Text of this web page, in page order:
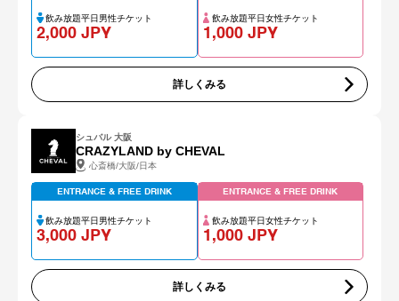
飲み放題平日男性チケット
2,000 JPY
飲み放題平日女性チケット
1,000 JPY
詳しくみる
シュバル 大阪
CRAZYLAND by CHEVAL
心斎橋/大阪/日本
ENTRANCE & FREE DRINK
飲み放題平日男性チケット
3,000 JPY
ENTRANCE & FREE DRINK
飲み放題平日女性チケット
1,000 JPY
詳しくみる